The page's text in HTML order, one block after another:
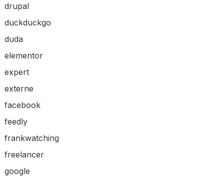
drupal
duckduckgo
duda
elementor
expert
externe
facebook
feedly
frankwatching
freelancer
google